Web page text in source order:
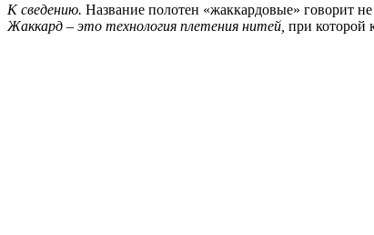
К сведению. Название полотен «жаккардовые» говорит
Жаккард – это технология плетения нитей, при которой